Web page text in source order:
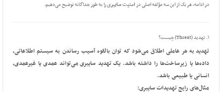
در ادامه، هر یک از این سه مؤلفه اصلی درامنیت سایبریرا به طور جداگانه توضیح می‌دهیم.
۱. تهدید (Threat) چیست؟
تهدید به هر عاملی اطلاق می‌شود که توان بالقوه آسیب رساندن به سیستم اطلاعاتی،
داده‌ها یا زیرساخت‌ها را داشته باشد. یکتهدید سایبریمی‌تواند عمدی یا غیرعمدی،
انسانی یا طبیعی باشد.
مثال‌های رایج تهدیدات سایبری: